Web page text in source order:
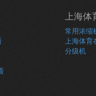
上海
常用浓缩
上海体育
分级机